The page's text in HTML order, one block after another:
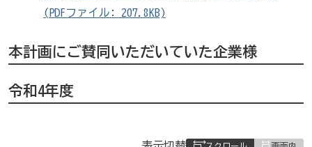
(PDFファイル: 207.8KB)
本計画にご賛同いただいていた企業様
令和4年度